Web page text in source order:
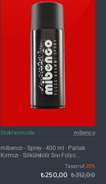
İNDIRIM'DE
Stoklarımızda mibenco
mibenco - Sprey - 400 ml - Parlak
Kırmızı - Sökülebilir Sıvı Folyo
Tasarruf-20%
₺250,00 ₺312,00